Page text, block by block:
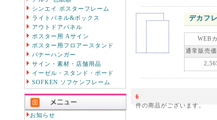
シンエイ ポスターフレーム
ライトパネル&ボックス
アウトドアパネル
ポスター用 Aサイン
ポスター用フロアースタンド
バナーハンガー
サイン・素材・店舗用品
イーゼル・スタンド・ボード
SOFKEN ソフケンフレーム
お知らせ
デカフ
WEB
通常販売
6
件の商品がございます。